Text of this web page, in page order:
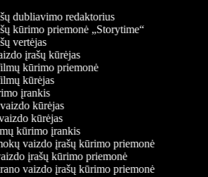
dubliavimo redaktorius
kūrimo priemonė „Storytime“
vertėjas
įrašų kūrėjas
kūrimo priemonė
kūrėjas
įrankis
kūrėjas
kūrėjas
kūrimo įrankis
vaizdo įrašų kūrimo priemonė
įrašų kūrimo priemonė
vaizdo įrašų kūrimo priemonė